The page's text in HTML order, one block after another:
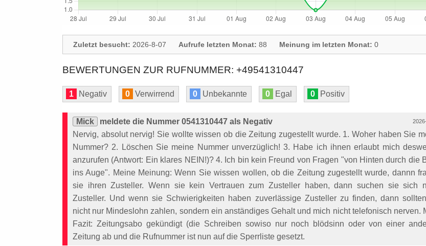
Zuletzt besucht: 2026-8-07 Aufrufe letzten Monat: 88 Meinung im letzten Monat: 0
BEWERTUNGEN ZUR RUFNUMMER: +49541310447
1 Negativ 0 Verwirrend 0 Unbekannte 0 Egal 0 Positiv
Mick
meldete die Nummer 0541310447 als Negativ
Nervig, absolut nervig! Sie wollte wissen ob die Zeitung zugestellt wurde. 1. Woher haben Sie
Nummer? 2. Löschen Sie meine Nummer unverzüglich! 3. Habe ich ihnen erlaubt mich
anzurufen (Antwort: Ein klares NEIN!)? 4. Ich bin kein Freund von Fragen "von Hinten durch die
ins Auge". Meine Meinung: Wenn Sie wissen wollen, ob die Zeitung zugestellt wurde, dannn
sie ihren Zusteller. Wenn sie kein Vertrauen zum Zusteller haben, dann suchen sie sich
Zusteller. Und wenn sie Schwierigkeiten haben zuverlässige Zusteller zu finden, dann
nicht nur Mindeslohn zahlen, sondern ein anständiges Gehalt und mich nicht telefonisch nerven.
Fazit: Zeitungsabo gekündigt (die Schreiben sowiso nur noch blödsinn oder von einer
Zeitung ab und die Rufnummer ist nun auf die Sperrliste gesetzt.